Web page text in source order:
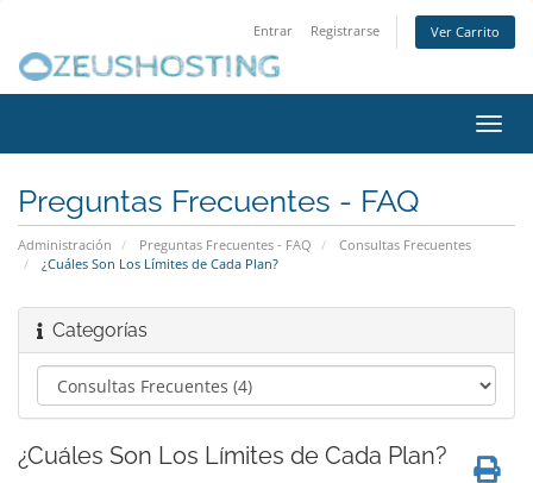
Entrar Registrarse Ver Carrito
Preguntas Frecuentes - FAQ
Administración Preguntas Frecuentes - FAQ
Consultas Frecuentes
¿Cuáles Son Los Límites de Cada Plan?
Categorías
¿Cuáles Son Los Límites de Cada Plan?